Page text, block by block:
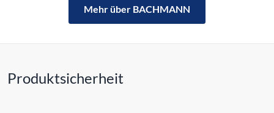
Mehr über BACHMANN
Produktsicherheit